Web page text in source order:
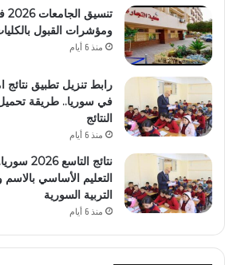
ومؤشرات القبول
منذ 6 أيام
في سوريا.. طريقة
النتائج
منذ 6 أيام
نتائج
التعليم الأساسي بالاسم
التربية السورية
منذ 6 أيام